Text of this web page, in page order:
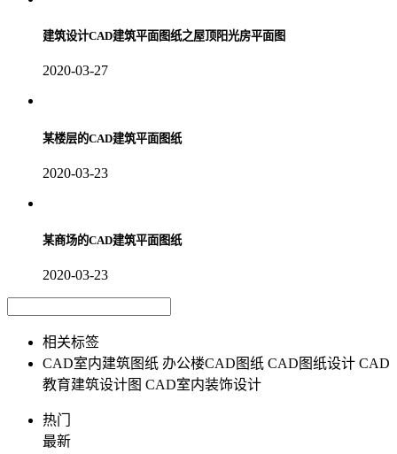
建筑设计CAD建筑平面图纸之屋顶阳光房平面图
2020-03-27
某楼层的CAD建筑平面图纸
2020-03-23
某商场的CAD建筑平面图纸
2020-03-23
相关标签
CAD室内建筑图纸 办公楼CAD图纸 CAD图纸设计 CAD
教育建筑设计图 CAD室内装饰设计
热门
最新